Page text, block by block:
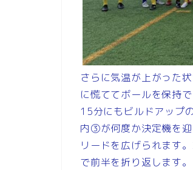
さらに気温が上がった
に慌ててボールを保持
15分にもビルドアップ
内③が何度か決定機を
リードを広げられま
で前半を折り返します。